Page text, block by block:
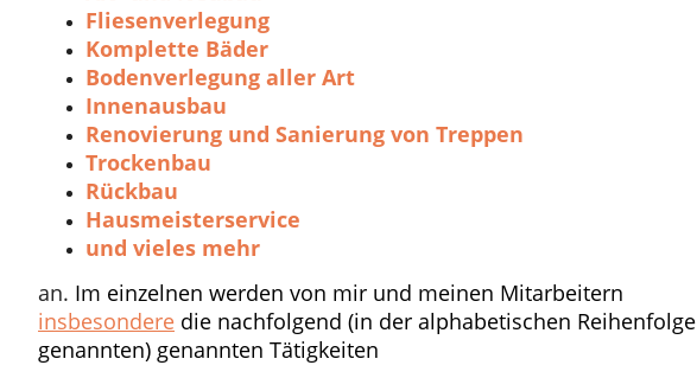
Fliesenverlegung
Komplette Bäder
Bodenverlegung aller Art
Innenausbau
Renovierung und Sanierung von Treppen
Trockenbau
Rückbau
Hausmeisterservice
und vieles mehr
an. Im einzelnen werden von mir und meinen Mitarbeitern
insbesondere die nachfolgend (in der alphabetischen Reihenfolge
genannten) genannten Tätigkeiten